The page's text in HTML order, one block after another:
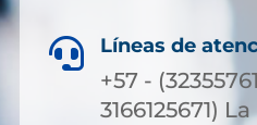
 Líneas de
+57 -
3166125671)